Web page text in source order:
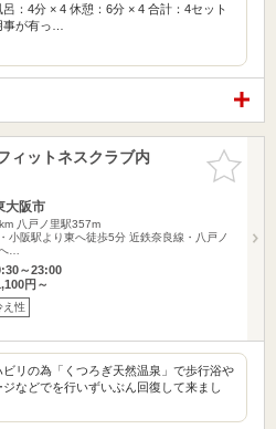
：4分 × 4 休憩：6分 × 4 合計：4セット
が有っ…
お気に入
りに追加
ィットネスクラブ内
大阪市
八戸ノ里駅357m
小阪駅より東へ徒歩5分 近鉄奈良線・八戸ノ
…
～23:00
円～
え性
リの為「くつろぎ天然温泉」で歩行浴や
などでを行いずいぶん回復して来まし